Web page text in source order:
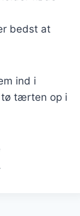
bedst at
ind i
tø tærten op i